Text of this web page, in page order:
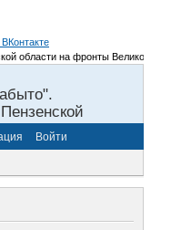
области на фронты Великой
Войти